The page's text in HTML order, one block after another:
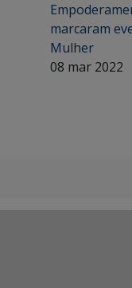
marcaram
Mulher
08 mar 2022